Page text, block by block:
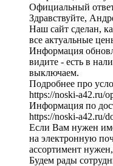
Официальный
Здравствуйте,
Наш сайт сделан,
все актуальные
Информация
видите - есть в
выключаем.
Подробнее про
https://noski-a42.ru/
Информация по
https://noski-a42.ru/
Если Вам нужен
на электронную
ассортимент
Будем рады